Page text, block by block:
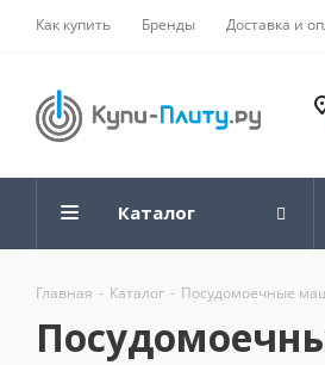
Как купить Бренды Доставка и
Каталог
Главная - Каталог - Посудомоечные